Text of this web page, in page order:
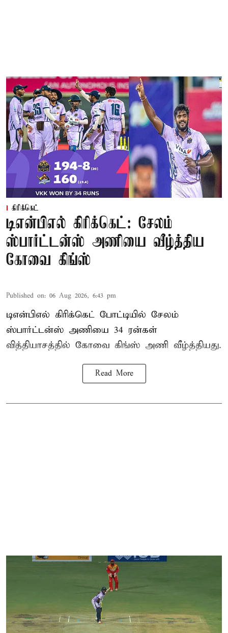
கிரிக்கெட்
டிஎன்பிஎல் கிரிக்கெட்: சேலம்
ஸ்பார்ட்டன்ஸ் அணியை வீழ்த்திய
கோவை கிங்ஸ்
Published on: 06 Aug 2026, 6:43 pm
டிஎன்பிஎல் கிரிக்கெட் போட்டியில் சேலம்
ஸ்பார்ட்டன்ஸ் அணியை 34 ரன்கள்
வித்தியாசத்தில் கோவை கிங்ஸ் அணி வீழ்த்தியது.
Read More